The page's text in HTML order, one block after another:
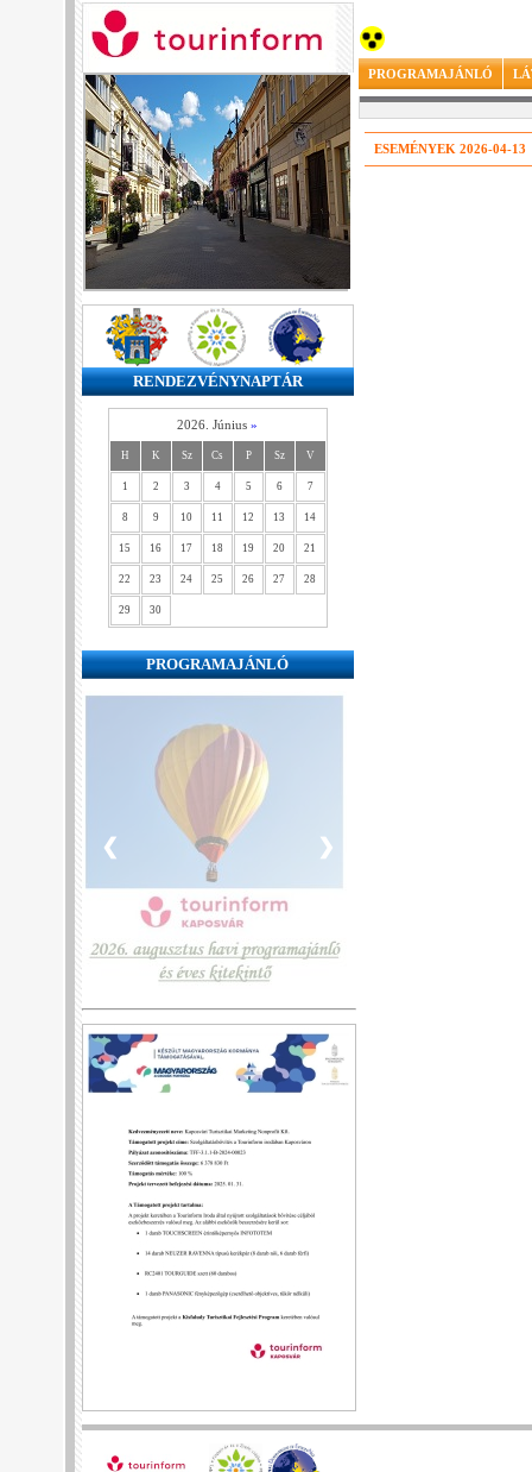
RENDEZVÉNYNAPTÁR
2026. Június »
H K Sz Cs P Sz V
1 2 3 4 5 6 7
8 9 10 11 12 13 14
15 16 17 18 19 20 21
22 23 24 25 26 27 28
29 30
PROGRAMAJÁNLÓ
❮ ❯
PROGRAMAJÁNLÓ
ESEMÉNYEK 2026-04-13